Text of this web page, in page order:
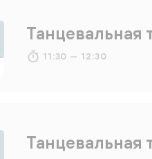
Танцевальная
11:30 — 12:30
Танцевальная